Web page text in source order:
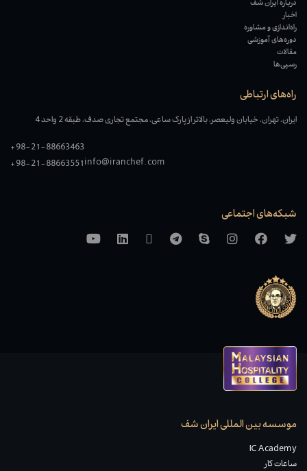
درباره ایران شف
اخبار
راه‌اندازی و مشاوره
دوره‌های آموزشی
مقالات
رسپی‌ها
راه‌های ارتباطی
ایران، تهران، خیابان ولیعصر، بالاتر از پارک ساعی، مجتمع تجاری صدف، طبقه 2 واحد 4
+98-21-88663463
+98-21-88663551info@iranchef.com
شبکه‌های اجتماعی
موسسه بین المللی ایران شف
IC Academy
ساعات کار